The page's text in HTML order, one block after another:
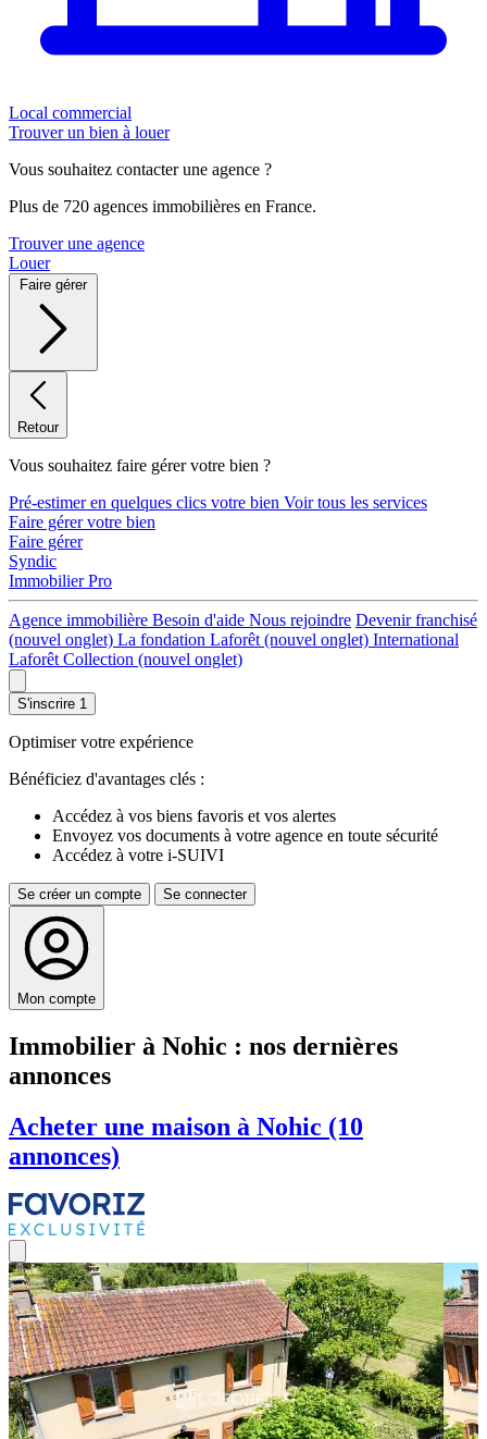
Local commercial
Trouver un bien à louer
Vous souhaitez contacter une agence ?
Plus de 720 agences immobilières en France.
Trouver une agence
Louer
Faire gérer
Retour
Vous souhaitez faire gérer votre bien ?
Pré-estimer en quelques clics votre bien Voir tous les services
Faire gérer votre bien
Faire gérer
Syndic
Immobilier Pro
Agence immobilière Besoin d'aide Nous rejoindre Devenir franchisé
(nouvel onglet) La fondation Laforêt (nouvel onglet) International
Laforêt Collection (nouvel onglet)
S'inscrire 1
Optimiser votre expérience
Bénéficiez d'avantages clés :
Accédez à vos biens favoris et vos alertes
Envoyez vos documents à votre agence en toute sécurité
Accédez à votre i-SUIVI
Se créer un compte Se connecter
Mon compte
Immobilier à Nohic : nos dernières
annonces
Acheter une maison à Nohic (10
annonces)